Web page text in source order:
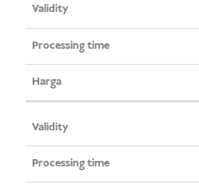
Validitas
Pemrosesan